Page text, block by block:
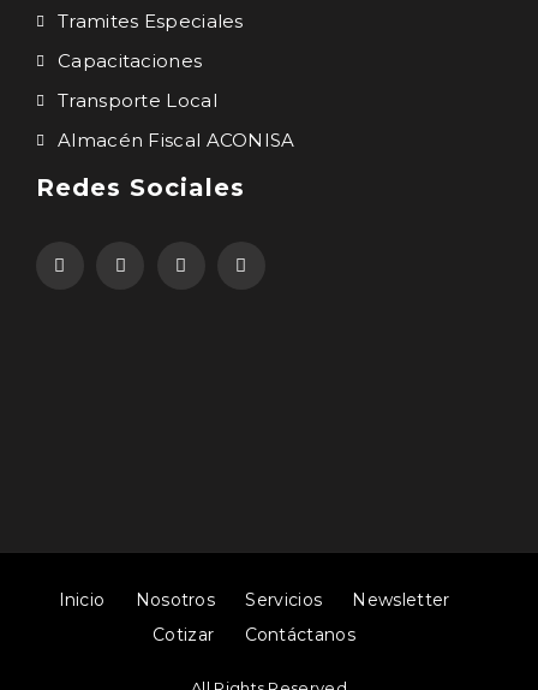
Tramites Especiales
Capacitaciones
Transporte Local
Almacén Fiscal ACONISA
Redes Sociales
Inicio Nosotros Servicios
Newsletter
Cotizar
Contáctanos